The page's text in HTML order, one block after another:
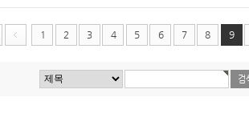
1 2 3 4 5 6 7 8 9